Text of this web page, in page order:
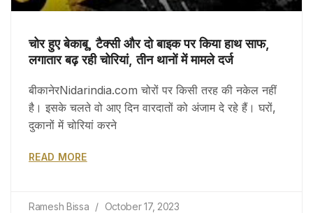
चोर हुए बेकाबू, टैक्सी और दो बाइक पर किया हाथ साफ,
लगातार बढ़ रही चोरियां, तीन थानों में मामले दर्ज
बीकानेरNidarindia.com चोरों पर किसी तरह की नकेल नहीं
है। इसके चलते वो आए दिन वारदातों को अंजाम दे रहे हैं। घरों,
दुकानों में चोरियां करने
READ MORE
Ramesh Bissa October 17, 2023